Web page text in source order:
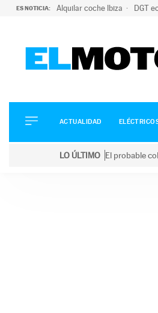
ES NOTICIA: Alquilar coche Ibiza DGT
ELÉCTRICOS
CONDUCIR
ACTUALIDAD
LO ÚLTIMO El probable